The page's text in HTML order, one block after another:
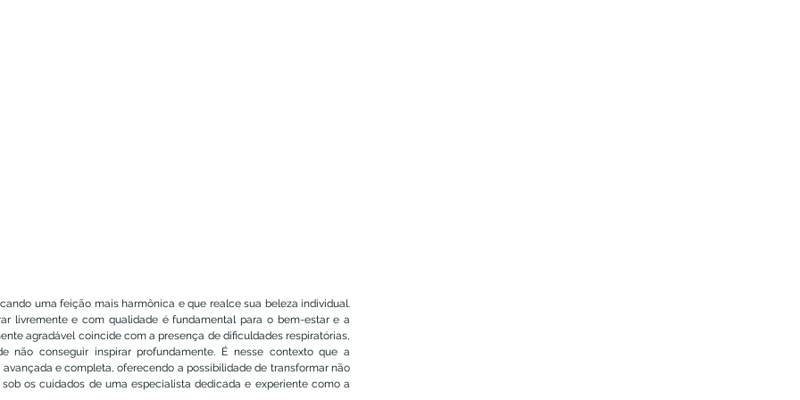
uma feição mais harmônica e que realce sua beleza individual.
livremente e com qualidade é fundamental para o bem-estar e a
agradável coincide com a presença de dificuldades respiratórias,
não conseguir inspirar profundamente. É nesse contexto que a
e completa, oferecendo a possibilidade de transformar não
os cuidados de uma especialista dedicada e experiente como a